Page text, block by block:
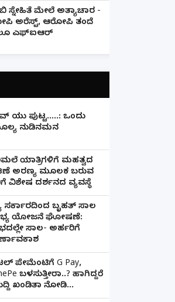
ಸ್ನೇಹಿತೆ ಮೇಲೆ ಅತ್ಯಾಚಾರ -
ಅರೆಸ್ಟ್, ಆರೋಪಿ ತಂದೆ
ಎಫ್ಐಆರ್
ಯು ಪುಟ್ಟ.....: ಒಂದು
ನುಡಿನಮನ
ಯಾತ್ರಿಗಳಿಗೆ ಮಹತ್ವದ
ಅರಣ್ಯ ಮೂಲಕ ಬರುವ
ವಿಶೇಷ ದರ್ಶನದ ವ್ಯವಸ್ಥೆ
ಸರ್ಕಾರದಿಂದ ಬೃಹತ್ ಸಾಲ
ಯೋಜನೆ ಘೋಷಣೆ:
ಸಾಲ- ಅರ್ಹರಿಗೆ
ಪೇಮೆಂಟಿಗೆ G Pay,
ಬಳಸುತ್ತೀರಾ..? ಹಾಗಿದ್ದರೆ
ಖಂಡಿತಾ ನೋಡಿ...